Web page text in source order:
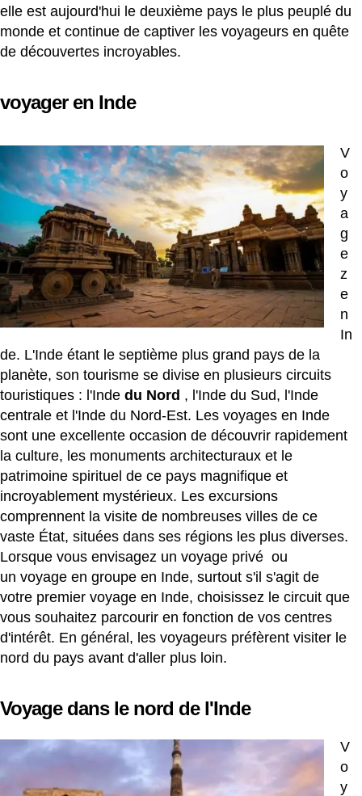
elle est aujourd'hui le deuxième pays le plus peuplé du
monde et continue de captiver les voyageurs en quête
de découvertes incroyables.
voyager en Inde
V
o
y
a
g
e
z
e
n
In
de. L'Inde étant le septième plus grand pays de la
planète, son tourisme se divise en plusieurs circuits
touristiques : l'Inde du Nord , l'Inde du Sud, l'Inde
centrale et l'Inde du Nord-Est. Les voyages en Inde
sont une excellente occasion de découvrir rapidement
la culture, les monuments architecturaux et le
patrimoine spirituel de ce pays magnifique et
incroyablement mystérieux. Les excursions
comprennent la visite de nombreuses villes de ce
vaste État, situées dans ses régions les plus diverses.
Lorsque vous envisagez un voyage privé ou
un voyage en groupe en Inde, surtout s'il s'agit de
votre premier voyage en Inde, choisissez le circuit que
vous souhaitez parcourir en fonction de vos centres
d'intérêt. En général, les voyageurs préfèrent visiter le
nord du pays avant d'aller plus loin.
Voyage dans le nord de l'Inde
V
o
y